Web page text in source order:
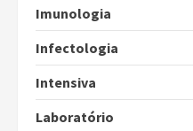
Imunologia
Infectologia
Intensiva
Laboratório